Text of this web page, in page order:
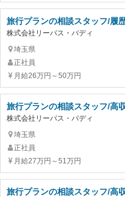
旅行プランの相談スタッフ/履
株式会社リーパス・バディ
埼玉県
正社員
月給26万円～50万円
旅行プランの相談スタッフ/高
株式会社リーパス・バディ
埼玉県
正社員
月給27万円～51万円
旅行プランの相談スタッフ/高